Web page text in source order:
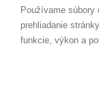
Používame súbory
prehliadanie
funkcie, výkon a
AI
Online